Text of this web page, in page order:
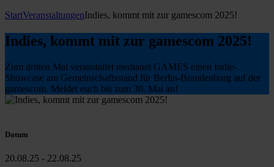
StartVeranstaltungenIndies, kommt mit zur gamescom 2025!
Indies, kommt mit zur gamescom 2025!
Zum dritten Mal veranstaltet medianet GAMES einen Indie-
Showcase am Gemeinschaftsstand für Berlin-Brandenburg auf der
gamescom. Meldet euch bis zum 30. Mai an!
Datum
20.08.25 - 22.08.25